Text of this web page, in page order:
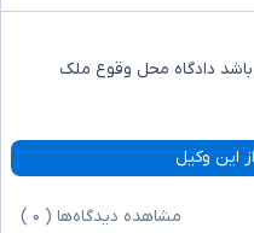
دادگاه محل وقوع ملک
این وکیل
مشاهده دیدگاه‌ها ( ۰